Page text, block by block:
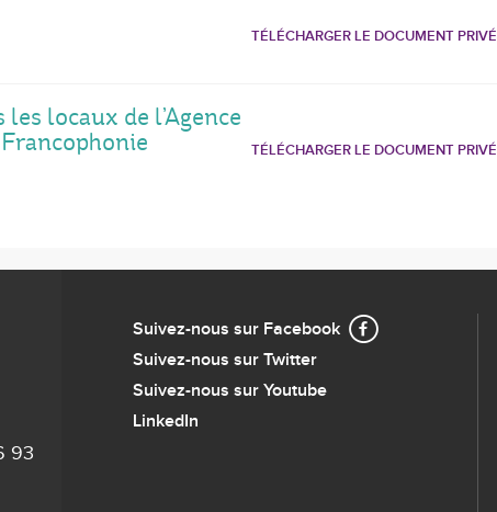
TÉLÉCHARGER LE DOCUMENT PRIVÉ
locaux de l’Agence
TÉLÉCHARGER LE DOCUMENT PRIVÉ
93
Suivez-nous sur Facebook
Suivez-nous sur Twitter
Suivez-nous sur Youtube
LinkedIn